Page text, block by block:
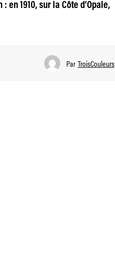
1910, sur la Côte d’Opale,
Par TroisCouleurs